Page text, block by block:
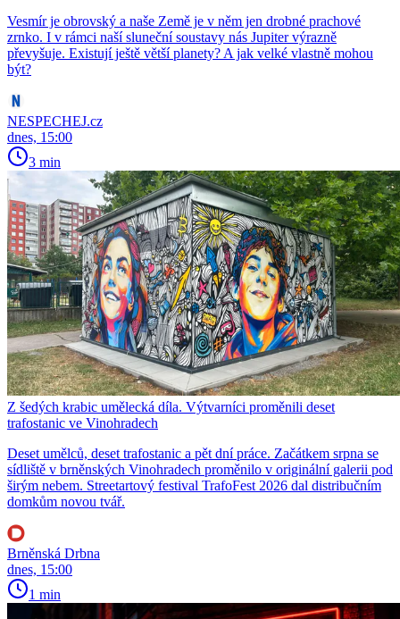
Vesmír je obrovský a naše Země je v něm jen drobné prachové
zrnko. I v rámci naší sluneční soustavy nás Jupiter výrazně
převyšuje. Existují ještě větší planety? A jak velké vlastně mohou
být?
NESPECHEJ.cz
dnes, 15:00
3 min
Z šedých krabic umělecká díla. Výtvarníci proměnili deset
trafostanic ve Vinohradech
Deset umělců, deset trafostanic a pět dní práce. Začátkem srpna se
sídliště v brněnských Vinohradech proměnilo v originální galerii pod
širým nebem. Streetartový festival TrafoFest 2026 dal distribučním
domkům novou tvář.
Brněnská Drbna
dnes, 15:00
1 min